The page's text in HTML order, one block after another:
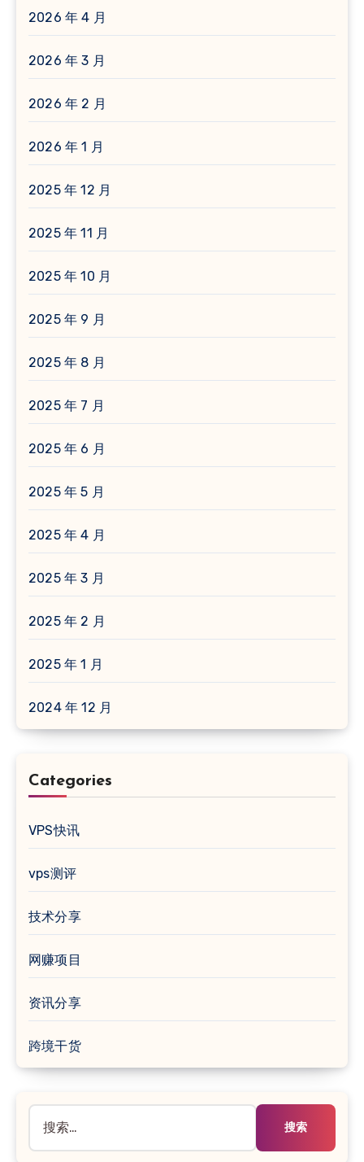
2026 年 4 月
2026 年 3 月
2026 年 2 月
2026 年 1 月
2025 年 12 月
2025 年 11 月
2025 年 10 月
2025 年 9 月
2025 年 8 月
2025 年 7 月
2025 年 6 月
2025 年 5 月
2025 年 4 月
2025 年 3 月
2025 年 2 月
2025 年 1 月
2024 年 12 月
Categories
VPS快讯
vps测评
技术分享
网赚项目
资讯分享
跨境干货
索：